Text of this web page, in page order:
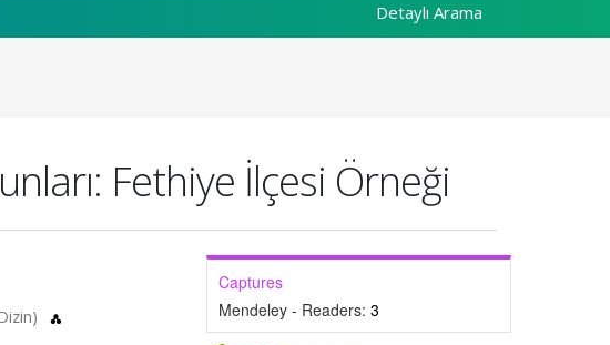
Detaylı Arama
Fethiye İlçesi Örneği
Captures
Mendeley - Readers: 3